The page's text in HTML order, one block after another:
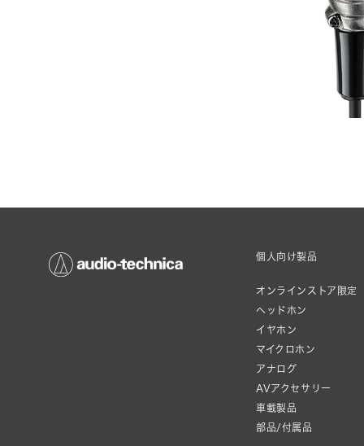
個人向け製品
オンラインストア限定
ヘッドホン
イヤホン
マイクロホン
アナログ
AVアクセサリー
車載製品
部品/付属品